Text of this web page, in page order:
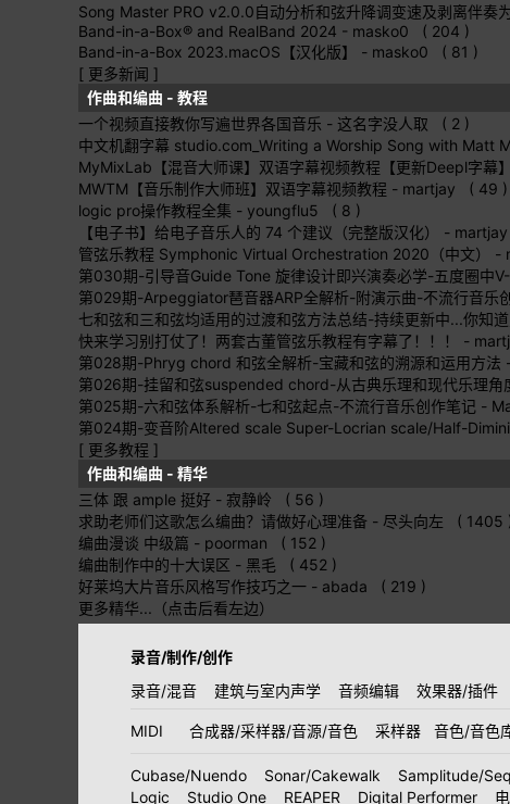
Song Master PRO v2.0.0自动分析和弦升降调变速及剥离伴奏
Band-in-a-Box® and RealBand 2024 - masko0 ( 204 )
Band-in-a-Box 2023.macOS【汉化版】
- masko0 ( 81 )
[ 更多新闻 ]
作曲和编曲 - 教程
一个视频直接教你写遍世界各国音乐 - 这名字没人取 ( 2 )
中文机翻字幕 studio.com_Writing a Worship Song with Matt
MyMixLab【混音大师课】双语字幕视频教程【更新Deepl字幕】
MWTM【音乐制作大师班】双语字幕视频教程 - martjay ( 49 )
logic pro操作教程全集 - youngflu5 ( 8 )
【电子书】给电子音乐人的 74 个建议（完整版汉化）
-
管弦乐教程 Symphonic Virtual Orchestration 2020（中文）
-
第030期-引导音Guide Tone 旋律设计即兴演奏必学-五度圈中
第029期-Arpeggiator琶音器ARP全解析-附演示曲-不流行音乐
七和弦和三和弦均适用的过渡和弦方法总结-持续更新中...你知
快来学习别打仗了！两套古董管弦乐教程有字幕了！！！
-
第028期-Phryg chord 和弦全解析-宝藏和弦的溯源和运用方法
第026期-挂留和弦suspended chord-从古典乐理和现代乐理角
第025期-六和弦体系解析-七和弦起点-不流行音乐创作笔记 -
第024期-变音阶Altered scale Super-Locrian scale/Half-
[ 更多教程 ]
作曲和编曲 - 精华
三体 跟 ample 挺好 - 寂静岭 ( 56 )
求助老师们这歌怎么编曲？请做好心理准备 - 尽头向左 ( 1405
编曲漫谈 中级篇 - poorman ( 152 )
编曲制作中的十大误区 - 黑毛 ( 452 )
好莱坞大片音乐风格写作技巧之一 - abada ( 219 )
更多精华...（点击后看左边）
录音/制作/创作
录音/混音
建筑与室内声学 音频编辑 效果器/插件
MIDI 合成器/采样器/音源/音色 采样器 音色/音色
Cubase/Nuendo Sonar/Cakewalk Samplitude/
Logic
Studio One REAPER Digital Performer